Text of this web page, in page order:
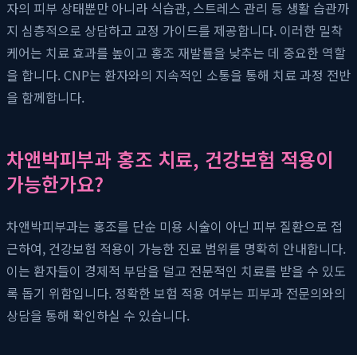
자의 피부 상태뿐만 아니라 식습관, 스트레스 관리 등 생활 습관까
지 심층적으로 상담하고 교정 가이드를 제공합니다. 이러한 밀착
케어는 치료 효과를 높이고 홍조 재발률을 낮추는 데 중요한 역할
을 합니다. CNP는 환자와의 지속적인 소통을 통해 치료 과정 전반
을 함께합니다.
차앤박피부과 홍조 치료, 건강보험 적용이
가능한가요?
차앤박피부과는 홍조를 단순 미용 시술이 아닌 피부 질환으로 접
근하여, 건강보험 적용이 가능한 진료 범위를 명확히 안내합니다.
이는 환자들이 경제적 부담을 덜고 전문적인 치료를 받을 수 있도
록 돕기 위함입니다. 정확한 보험 적용 여부는 피부과 전문의와의
상담을 통해 확인하실 수 있습니다.